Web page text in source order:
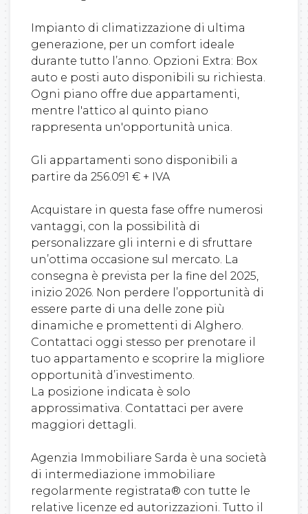
Impianto di climatizzazione di ultima
generazione, per un comfort ideale
durante tutto l’anno. Opzioni Extra: Box
auto e posti auto disponibili su richiesta.
Ogni piano offre due appartamenti,
mentre l'attico al quinto piano
rappresenta un'opportunità unica.
Gli appartamenti sono disponibili a
partire da 256.091 € + IVA
Acquistare in questa fase offre numerosi
vantaggi, con la possibilità di
personalizzare gli interni e di sfruttare
un’ottima occasione sul mercato. La
consegna è prevista per la fine del 2025,
inizio 2026. Non perdere l’opportunità di
essere parte di una delle zone più
dinamiche e promettenti di Alghero.
Contattaci oggi stesso per prenotare il
tuo appartamento e scoprire la migliore
opportunità d’investimento.
La posizione indicata è solo
approssimativa. Contattaci per avere
maggiori dettagli.
Agenzia Immobiliare Sarda è una società
di intermediazione immobiliare
regolarmente registrata® con tutte le
relative licenze ed autorizzazioni. Tutto il